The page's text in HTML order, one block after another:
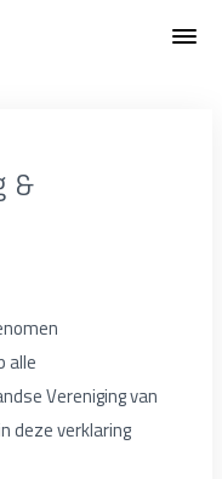
&
alle
Vereniging van
deze verklaring